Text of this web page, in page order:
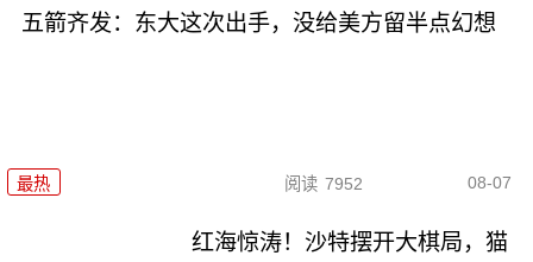
五箭齐发：东大这次出手，没给美方留半点幻想
最热 阅读 7952 08-07
红海惊涛！沙特摆开大棋局，猫